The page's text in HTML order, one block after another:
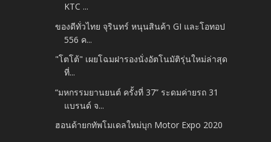
KTC ...
ของดีทั่วไทย จุรินทร์ หนุนสินค้า GI และโอทอป
556 ค...
"โตโต้" เผยโฉมฝารองนั่งอัตโนมัติรุ่นใหม่ล่าสุด
ที่...
“มหกรรมยานยนต์ ครั้งที่ 37” ระดมค่ายรถ 31
แบรนด์ จ...
ฮอนด้ายกทัพโมเดลใหม่บุก Motor Expo 2020